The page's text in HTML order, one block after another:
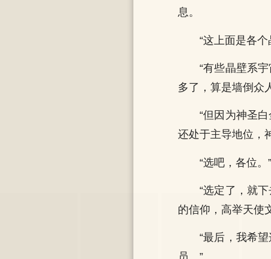
息。
“这上面是各
“有些晶壁系
多了，算是墙倒众
“但因为神圣
还处于主导地位，
“选吧，各位。”
“选定了，就
的信仰，高举天使
“最后，我希